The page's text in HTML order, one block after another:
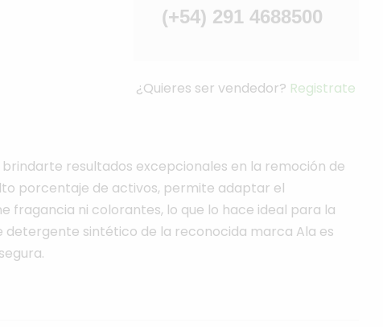
(+54) 291 4688500
¿Quieres ser vendedor? Registrate
resultados excepcionales en la remoción de
porcentaje de activos, permite adaptar el
fragancia ni colorantes, lo que lo hace ideal para la
sintético de la reconocida marca Ala es